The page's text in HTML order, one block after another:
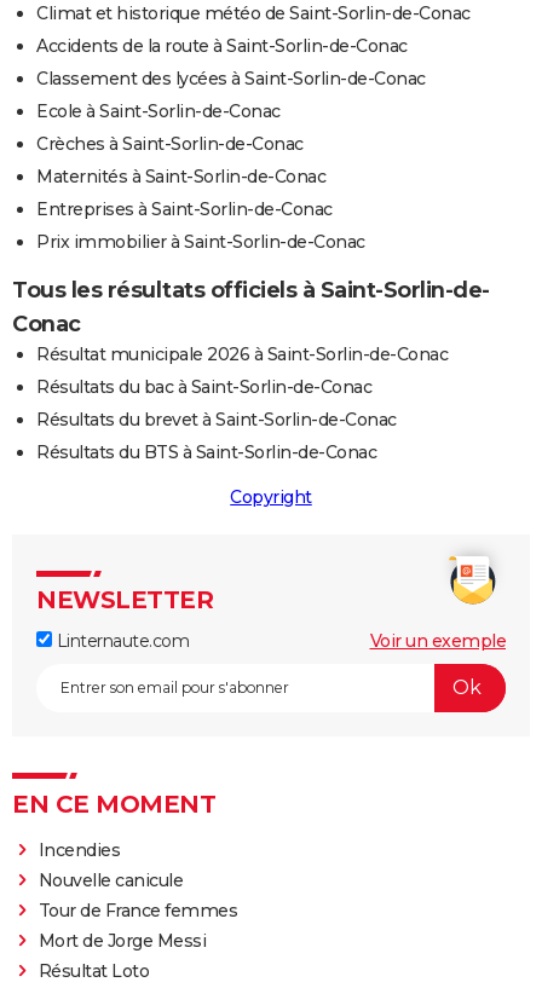
Climat et historique météo de Saint-Sorlin-de-Conac
Accidents de la route à Saint-Sorlin-de-Conac
Classement des lycées à Saint-Sorlin-de-Conac
Ecole à Saint-Sorlin-de-Conac
Crèches à Saint-Sorlin-de-Conac
Maternités à Saint-Sorlin-de-Conac
Entreprises à Saint-Sorlin-de-Conac
Prix immobilier à Saint-Sorlin-de-Conac
Tous les résultats officiels à Saint-Sorlin-de-
Conac
Résultat municipale 2026 à Saint-Sorlin-de-Conac
Résultats du bac à Saint-Sorlin-de-Conac
Résultats du brevet à Saint-Sorlin-de-Conac
Résultats du BTS à Saint-Sorlin-de-Conac
Copyright
NEWSLETTER
Linternaute.com Voir un exemple
EN CE MOMENT
Incendies
Nouvelle canicule
Tour de France femmes
Mort de Jorge Messi
Résultat Loto